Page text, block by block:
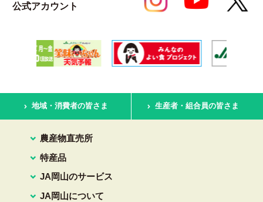
公式アカウント
地域・消費者の皆さま 生産者・組合員の皆さま
農産物直売所
特産品
JA岡山のサービス
JA岡山について